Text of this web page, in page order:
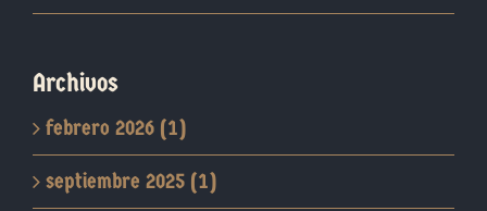
Archivos
febrero 2026 (1)
septiembre 2025 (1)